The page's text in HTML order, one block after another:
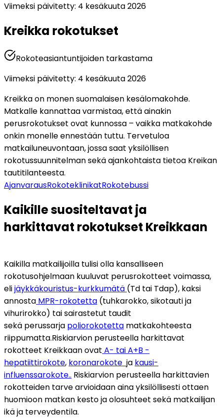
Viimeksi päivitetty: 4 kesäkuuta 2026
Kreikka rokotukset
Rokoteasiantuntijoiden tarkastama
Viimeksi päivitetty: 4 kesäkuuta 2026
Kreikka on monen suomalaisen kesälomakohde.
Matkalle kannattaa varmistaa, että ainakin
perusrokotukset ovat kunnossa – vaikka matkakohde
onkin monelle ennestään tuttu. Tervetuloa
matkailuneuvontaan, jossa saat yksilöllisen
rokotussuunnitelman sekä ajankohtaista tietoa Kreikan
tautitilanteesta.
AjanvarausRokoteklinikatRokotebussi
Kaikille suositeltavat ja
harkittavat rokotukset Kreikkaan
Kaikilla matkailijoilla tulisi olla kansalliseen
rokotusohjelmaan kuuluvat perusrokotteet voimassa,
eli jäykkäkouristus-kurkkumätä (Td tai Tdap), kaksi
annosta MPR-rokotetta (tuhkarokko, sikotauti ja
vihurirokko) tai sairastetut taudit
sekä perussarja poliorokotetta matkakohteesta
riippumatta.Riskiarvion perusteella harkittavat
rokotteet Kreikkaan ovat A- tai A+B -
hepatiittirokote, koronarokote ja kausi-
influenssarokote.. Riskiarvion perusteella harkittavien
rokotteiden tarve arvioidaan aina yksilöllisesti ottaen
huomioon matkan kesto ja olosuhteet sekä matkailijan
ikä ja terveydentila.